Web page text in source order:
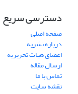
دسترسی سریع
صفحه اصلی
درباره نشریه
اعضای هیات تحریریه
ارسال مقاله
تماس با ما
نقشه سایت